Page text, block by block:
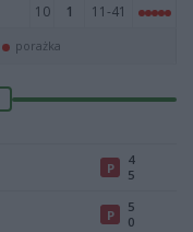
10 1 11-41
porażka
P
4
5
P
5
0